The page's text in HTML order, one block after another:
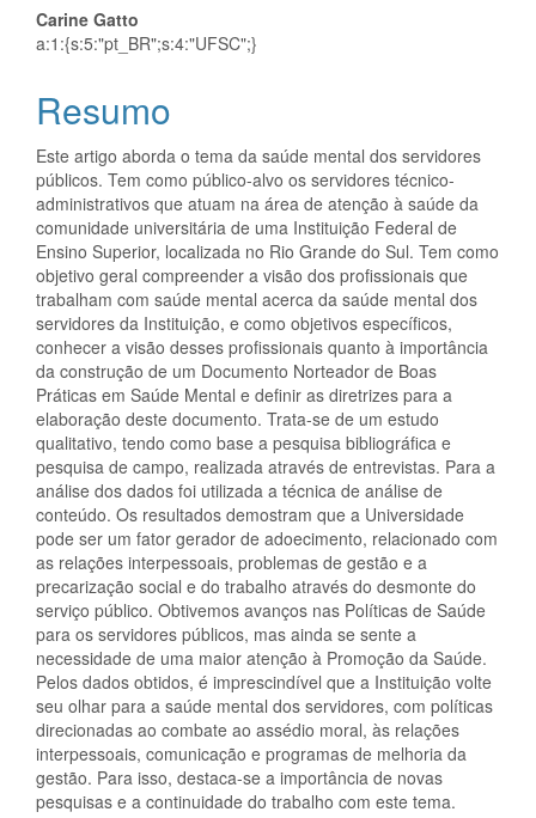
Conteúdo
do
artigo
principal
Carine Gatto
a:1:{s:5:"pt_BR";s:4:"UFSC";}
Resumo
Este artigo aborda o tema da saúde mental dos servidores
públicos. Tem como público-alvo os servidores técnico-
administrativos que atuam na área de atenção à saúde da
comunidade universitária de uma Instituição Federal de
Ensino Superior, localizada no Rio Grande do Sul. Tem como
objetivo geral compreender a visão dos profissionais que
trabalham com saúde mental acerca da saúde mental dos
servidores da Instituição, e como objetivos específicos,
conhecer a visão desses profissionais quanto à importância
da construção de um Documento Norteador de Boas
Práticas em Saúde Mental e definir as diretrizes para a
elaboração deste documento. Trata-se de um estudo
qualitativo, tendo como base a pesquisa bibliográfica e
pesquisa de campo, realizada através de entrevistas. Para a
análise dos dados foi utilizada a técnica de análise de
conteúdo. Os resultados demostram que a Universidade
pode ser um fator gerador de adoecimento, relacionado com
as relações interpessoais, problemas de gestão e a
precarização social e do trabalho através do desmonte do
serviço público. Obtivemos avanços nas Políticas de Saúde
para os servidores públicos, mas ainda se sente a
necessidade de uma maior atenção à Promoção da Saúde.
Pelos dados obtidos, é imprescindível que a Instituição volte
seu olhar para a saúde mental dos servidores, com políticas
direcionadas ao combate ao assédio moral, às relações
interpessoais, comunicação e programas de melhoria da
gestão. Para isso, destaca-se a importância de novas
pesquisas e a continuidade do trabalho com este tema.